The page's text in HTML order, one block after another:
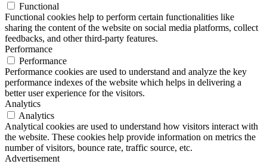
Functional
Functional cookies help to perform certain functionalities like
sharing the content of the website on social media platforms, collect
feedbacks, and other third-party features.
Performance
Performance
Performance cookies are used to understand and analyze the key
performance indexes of the website which helps in delivering a
better user experience for the visitors.
Analytics
Analytics
Analytical cookies are used to understand how visitors interact with
the website. These cookies help provide information on metrics the
number of visitors, bounce rate, traffic source, etc.
Advertisement